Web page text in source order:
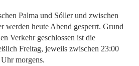
Palma und Sóller und zwischen
werden heute Abend gesperrt. Grund
Verkehr geschlossen ist die
Freitag, jeweils zwischen 23:00
morgens.